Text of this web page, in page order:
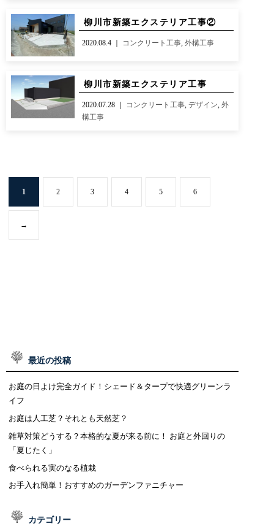
柳川市新築エクステリア工事②
2020.08.4 ｜ コンクリート工事 ,外構工事
柳川市新築エクステリア工事
2020.07.28 ｜ コンクリート工事 ,デザイン ,外
構工事
1 2 3 4 5 6
→
最近の投稿
お庭の日よけ完全ガイド！シェード＆タープで快適グリーンラ
イフ
お庭は人工芝？それとも天然芝？
雑草対策どうする？本格的な夏が来る前に！ お庭と外回りの
「夏じたく」
食べられる実のなる植栽
お手入れ簡単！おすすめのガーデンファニチャー
カテゴリー